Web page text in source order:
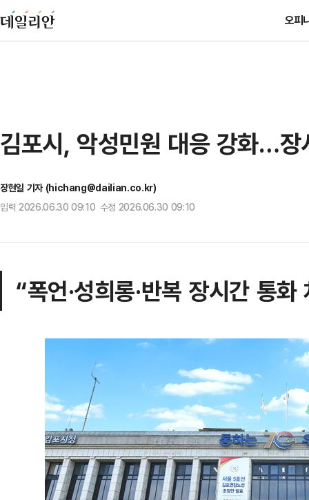
오피
김포시, 악성민원 대응 강화…
장현일 기자 (hichang@dailian.co.kr)
입력 2026.06.30 09:10 수정 2026.06.30 09:10
“폭언·성희롱·반복 장시간 통